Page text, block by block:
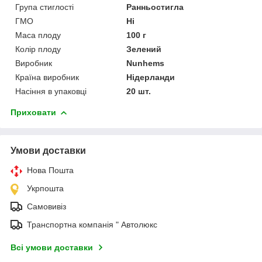
Група стиглості
Ранньостигла
ГМО
Ні
Маса плоду
100 г
Колір плоду
Зелений
Виробник
Nunhems
Країна виробник
Нідерланди
Насіння в упаковці
20 шт.
Приховати
Умови доставки
Нова Пошта
Укрпошта
Самовивіз
Транспортна компанія " Автолюкс
Всі умови доставки